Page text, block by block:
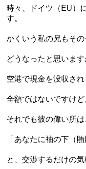
時々、ドイツ（EU）
す。
かくいう私の兄もその
どうなったと思います
空港で現金を没収され
全額ではないですけ
それでも彼の偉い所は
「あなたに袖の下（
と、交渉するだけの気